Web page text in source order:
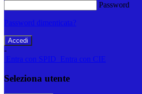
Password
Password dimenticata?
-
Entra con SPID
Entra con CIE
Seleziona utente